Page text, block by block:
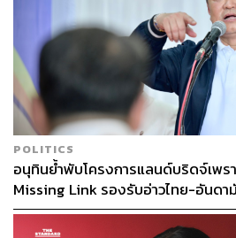
POLITICS
อนุทินย้ำพับโครงการแลนด์บริดจ์เพ
Missing Link รองรับอ่าวไทย-อันดา